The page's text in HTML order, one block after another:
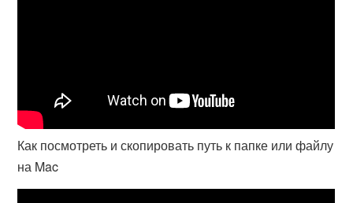
Как посмотреть и скопировать путь к папке или файлу
на Mac